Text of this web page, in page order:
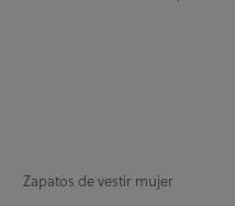
Zapatos de vestir mujer